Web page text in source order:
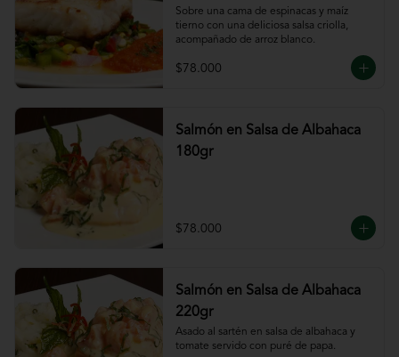
Sobre una cama de espinacas y maíz
tierno con una deliciosa salsa criolla,
acompañado de arroz blanco.
$78.000
Salmón en Salsa de Albahaca
180gr
$78.000
Salmón en Salsa de Albahaca
220gr
Asado al sartén en salsa de albahaca y
tomate servido con puré de papa.